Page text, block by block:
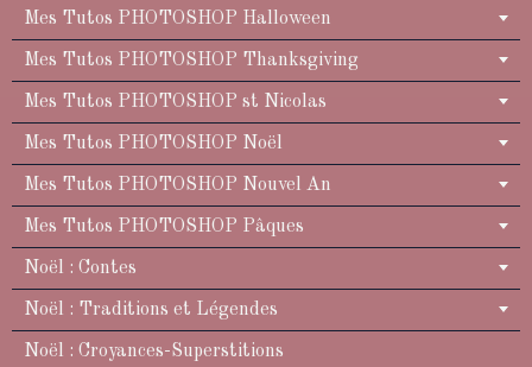
Mes Tutos PHOTOSHOP Halloween
Mes Tutos PHOTOSHOP Thanksgiving
Mes Tutos PHOTOSHOP st Nicolas
Mes Tutos PHOTOSHOP Noël
Mes Tutos PHOTOSHOP Nouvel An
Mes Tutos PHOTOSHOP Pâques
Noël : Contes
Noël : Traditions et Légendes
Noël : Croyances-Superstitions